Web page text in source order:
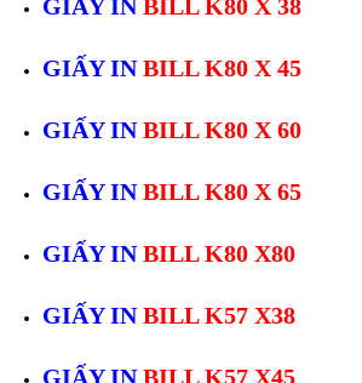
GIẤY INBILL K80 X 38
GIẤY INBILL K80 X 45
GIẤY INBILL K80 X 60
GIẤY INBILL K80 X 65
GIẤY INBILL K80 X80
GIẤY INBILL K57 X38
GIẤY INBILL K57 X45